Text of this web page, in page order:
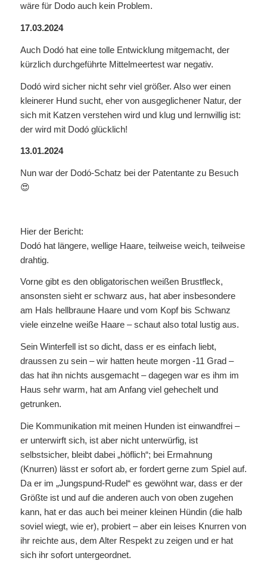
wäre für Dodo auch kein Problem.
17.03.2024
Auch Dodó hat eine tolle Entwicklung mitgemacht, der
kürzlich durchgeführte Mittelmeertest war negativ.
Dodó wird sicher nicht sehr viel größer. Also wer einen
kleinerer Hund sucht, eher von ausgeglichener Natur, der
sich mit Katzen verstehen wird und klug und lernwillig ist:
der wird mit Dodó glücklich!
13.01.2024
Nun war der Dodó-Schatz bei der Patentante zu Besuch
😍
Hier der Bericht:
Dodó hat längere, wellige Haare, teilweise weich, teilweise
drahtig.
Vorne gibt es den obligatorischen weißen Brustfleck,
ansonsten sieht er schwarz aus, hat aber insbesondere
am Hals hellbraune Haare und vom Kopf bis Schwanz
viele einzelne weiße Haare – schaut also total lustig aus.
Sein Winterfell ist so dicht, dass er es einfach liebt,
draussen zu sein – wir hatten heute morgen -11 Grad –
das hat ihn nichts ausgemacht – dagegen war es ihm im
Haus sehr warm, hat am Anfang viel gehechelt und
getrunken.
Die Kommunikation mit meinen Hunden ist einwandfrei –
er unterwirft sich, ist aber nicht unterwürfig, ist
selbstsicher, bleibt dabei „höflich“; bei Ermahnung
(Knurren) lässt er sofort ab, er fordert gerne zum Spiel auf.
Da er im „Jungspund-Rudel“ es gewöhnt war, dass er der
Größte ist und auf die anderen auch von oben zugehen
kann, hat er das auch bei meiner kleinen Hündin (die halb
soviel wiegt, wie er), probiert – aber ein leises Knurren von
ihr reichte aus, dem Alter Respekt zu zeigen und er hat
sich ihr sofort untergeordnet.